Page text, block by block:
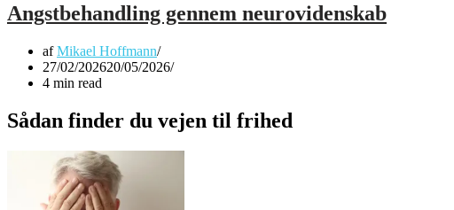
Angstbehandling gennem neurovidenskab
afMikael Hoffmann
27/02/202620/05/2026
4 min read
Sådan finder du vejen til frihed